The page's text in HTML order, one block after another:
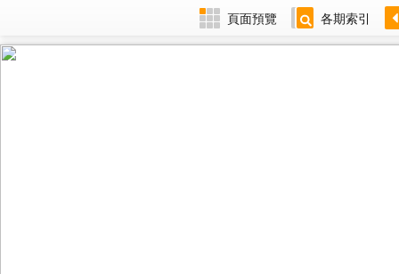
頁面預覽 各期索引